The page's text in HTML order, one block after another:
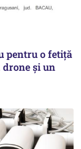
pentru o fetiță
drone și un